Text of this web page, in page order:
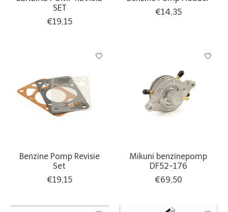
SET
€19,15
€14,35
Benzine Pomp Revisie
Set
€19,15
Mikuni benzinepomp
DF52-176
€69,50